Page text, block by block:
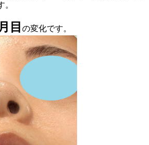
目 の変化です。